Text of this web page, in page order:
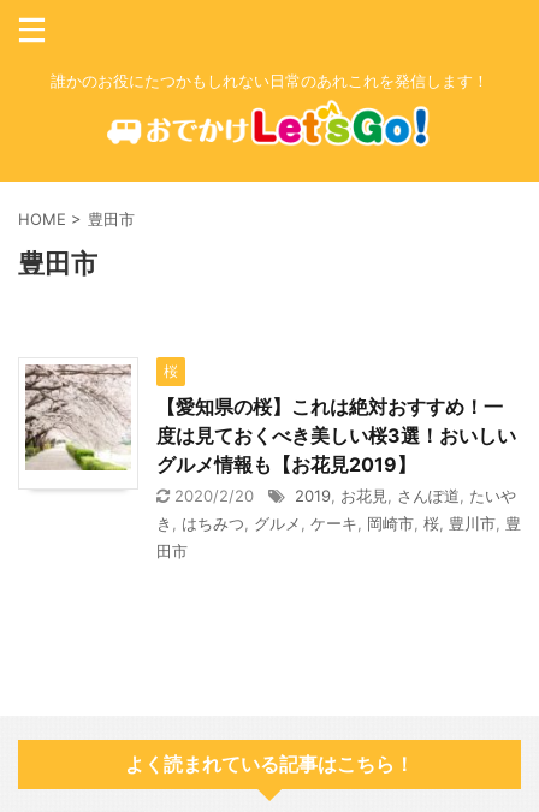
誰かのお役にたつかもしれない日常のあれこれを発信します！
HOME > 豊田市
豊田市
桜
【愛知県の桜】これは絶対おすすめ！一
度は見ておくべき美しい桜3選！おいしい
グルメ情報も【お花見2019】
2020/2/20 2019 お花見 さんぽ道
たいや
き
はちみつ グルメ ケーキ 岡崎市 桜 豊川市 豊
田市
よく読まれている記事はこちら！